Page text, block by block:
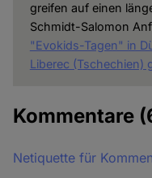
greifen auf einen
Schmidt-Salomon
"Evokids-Tagen" in
Liberec (Tschechien)
Kommentare
Netiquette für